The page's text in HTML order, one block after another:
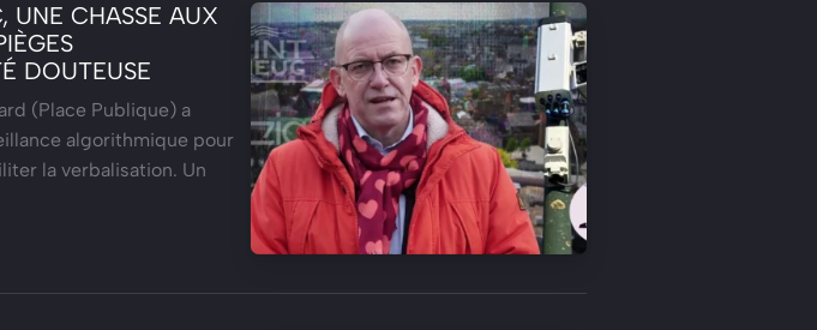
UNE CHASSE AUX
DOUTEUSE
(Place Publique) a
algorithmique pour
la verbalisation. Un